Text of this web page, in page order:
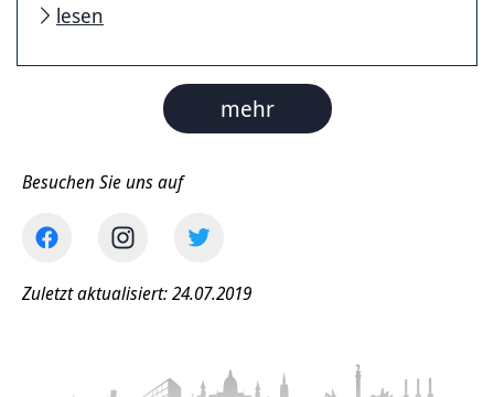
lesen
mehr
Besuchen Sie uns auf
Zuletzt aktualisiert: 24.07.2019